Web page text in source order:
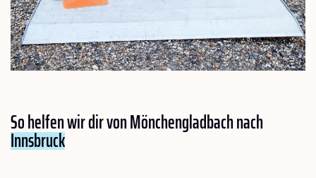
So helfen wir dir von Mönchengladbach nach
Innsbruck